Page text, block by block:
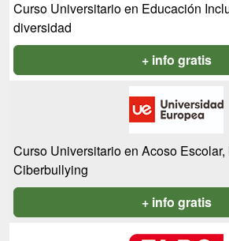
Curso Universitario en Educación
diversidad
+ info gratis
Curso Universitario en Acoso
Ciberbullying
+ info gratis